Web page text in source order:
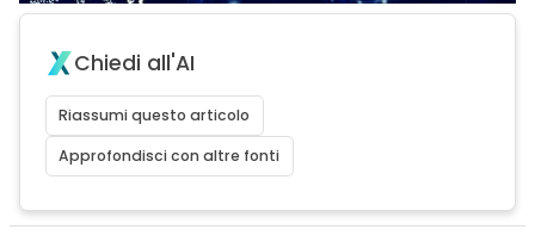
Chiedi all'AI
Riassumi questo articolo
Approfondisci con altre fonti